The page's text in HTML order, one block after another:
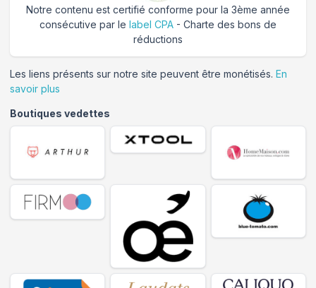
Notre contenu est certifié conforme pour la 3ème année
consécutive par le label CPA - Charte des bons de
réductions
Les liens présents sur notre site peuvent être monétisés. En
savoir plus
Boutiques vedettes